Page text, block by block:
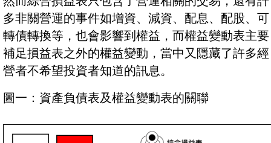
多非關營運的事件如增資、減資、配息、配股、可
轉債轉換等，也會影響到權益，而權益變動表主要
補足損益表之外的權益變動，當中又隱藏了許多經
營者不希望投資者知道的訊息。
圖一：資產負債表及權益變動表的關聯